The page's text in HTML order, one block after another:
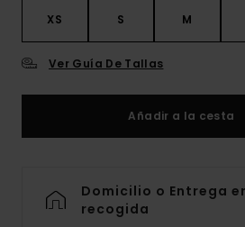
XS S M
Ver Guía De Tallas
Añadir a la cesta
Domicilio o Entrega
recogida